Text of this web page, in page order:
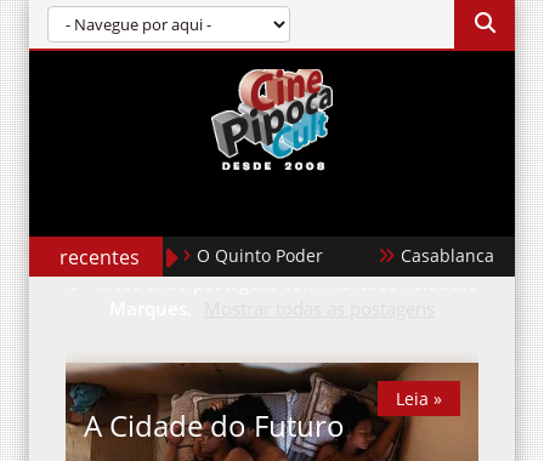
recentes O Quinto Poder Casablanca
Mostrando postagens com marcadorCláudio
A Cidade do Futuro
Leia »
Leia »